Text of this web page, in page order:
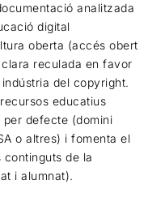
analitzada
digital
oberta (accés obert
reculada en favor
del copyright.
educatius
defecte (domini
o altres) i fomenta el
de la
i alumnat).